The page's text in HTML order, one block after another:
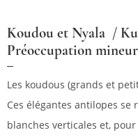
Koudou et Nyala /
Préoccupation
Les koudous (grands et
Ces élégantes antilopes
blanches verticales et,